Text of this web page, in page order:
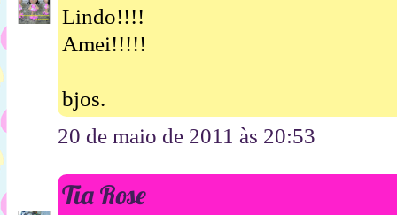
Lindo!!!!
Amei!!!!!
bjos.
20 de maio de 2011 às 20:53
Tia Rose